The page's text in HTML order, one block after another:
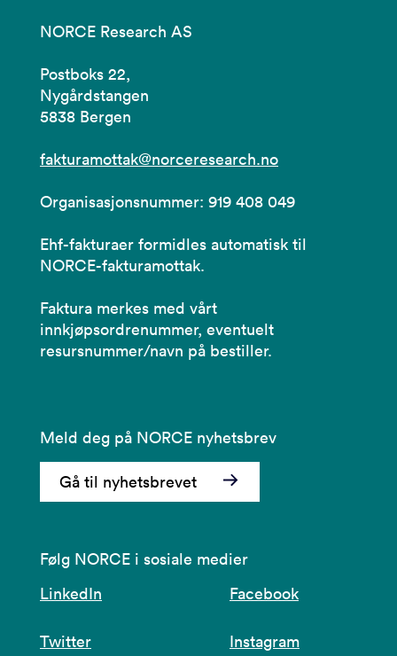
NORCE Research AS
Postboks 22,
Nygårdstangen
5838 Bergen
fakturamottak@norceresearch.no
Organisasjonsnummer: 919 408 049
Ehf-fakturaer formidles automatisk til
NORCE-fakturamottak.
Faktura merkes med vårt
innkjøpsordrenummer, eventuelt
resursnummer/navn på bestiller.
Meld deg på NORCE nyhetsbrev
Gå til nyhetsbrevet
Følg NORCE i sosiale medier
LinkedIn
Facebook
Twitter Instagram